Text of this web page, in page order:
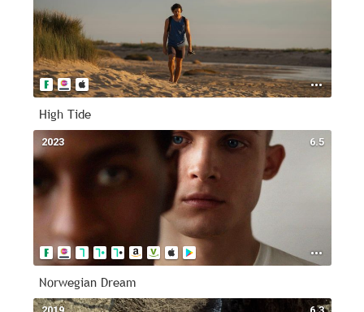
High Tide
6.5
2023
Norwegian Dream